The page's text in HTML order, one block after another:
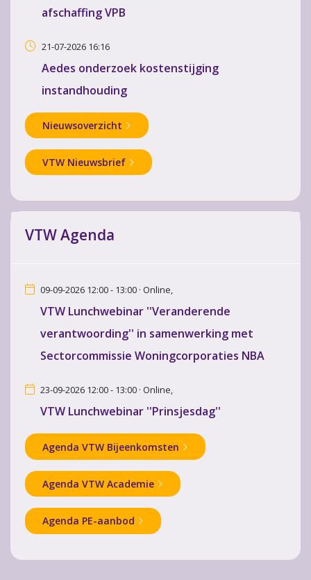
afschaffing VPB
21-07-2026 16:16
Aedes onderzoek kostenstijging
instandhouding
Nieuwsoverzicht
VTW Nieuwsbrief
VTW Agenda
09-09-2026 12:00 - 13:00 · Online,
VTW Lunchwebinar ''Veranderende
verantwoording'' in samenwerking met
Sectorcommissie Woningcorporaties NBA
23-09-2026 12:00 - 13:00 · Online,
VTW Lunchwebinar ''Prinsjesdag''
Agenda VTW Bijeenkomsten
Agenda VTW Academie
Agenda PE-aanbod